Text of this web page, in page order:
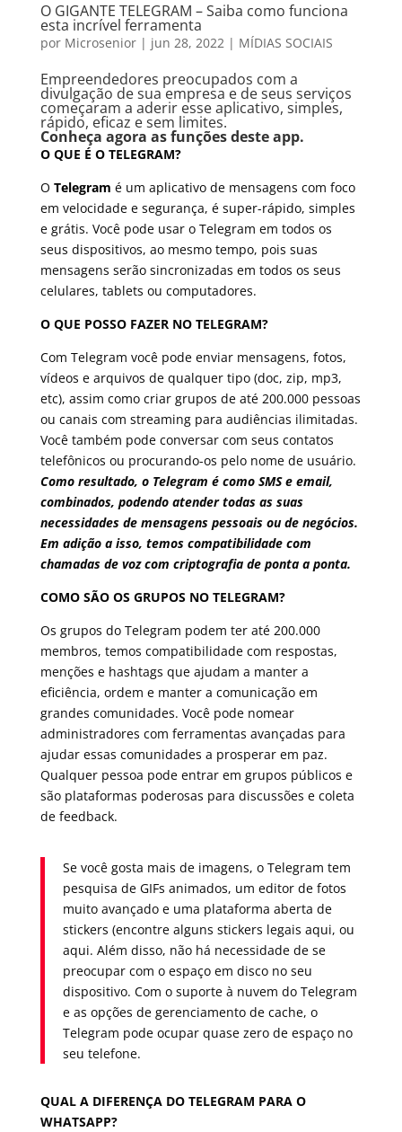
O GIGANTE TELEGRAM – Saiba como funciona
esta incrível ferramenta
por Microsenior| jun 28, 2022| MÍDIAS SOCIAIS
Empreendedores preocupados com a
divulgação de sua empresa e de seus serviços
começaram a aderir esse aplicativo, simples,
rápido, eficaz e sem limites.
Conheça agora as funções deste app.
O QUE É O TELEGRAM?
O Telegram é um aplicativo de mensagens com foco
em velocidade e segurança, é super-rápido, simples
e grátis. Você pode usar o Telegram em todos os
seus dispositivos, ao mesmo tempo, pois suas
mensagens serão sincronizadas em todos os seus
celulares, tablets ou computadores.
O QUE POSSO FAZER NO TELEGRAM?
Com Telegram você pode enviar mensagens, fotos,
vídeos e arquivos de qualquer tipo (doc, zip, mp3,
etc), assim como criar grupos de até 200.000 pessoas
ou canais com streaming para audiências ilimitadas.
Você também pode conversar com seus contatos
telefônicos ou procurando-os pelo nome de usuário.
Como resultado, o Telegram é como SMS e email,
combinados, podendo atender todas as suas
necessidades de mensagens pessoais ou de negócios.
Em adição a isso, temos compatibilidade com
chamadas de voz com criptografia de ponta a ponta.
COMO SÃO OS GRUPOS NO TELEGRAM?
Os grupos do Telegram podem ter até 200.000
membros, temos compatibilidade com respostas,
menções e hashtags que ajudam a manter a
eficiência, ordem e manter a comunicação em
grandes comunidades. Você pode nomear
administradores com ferramentas avançadas para
ajudar essas comunidades a prosperar em paz.
Qualquer pessoa pode entrar em grupos públicos e
são plataformas poderosas para discussões e coleta
de feedback.
Se você gosta mais de imagens, o Telegram tem
pesquisa de GIFs animados, um editor de fotos
muito avançado e uma plataforma aberta de
stickers (encontre alguns stickers legais aqui, ou
aqui. Além disso, não há necessidade de se
preocupar com o espaço em disco no seu
dispositivo. Com o suporte à nuvem do Telegram
e as opções de gerenciamento de cache, o
Telegram pode ocupar quase zero de espaço no
seu telefone.
QUAL A DIFERENÇA DO TELEGRAM PARA O
WHATSAPP?